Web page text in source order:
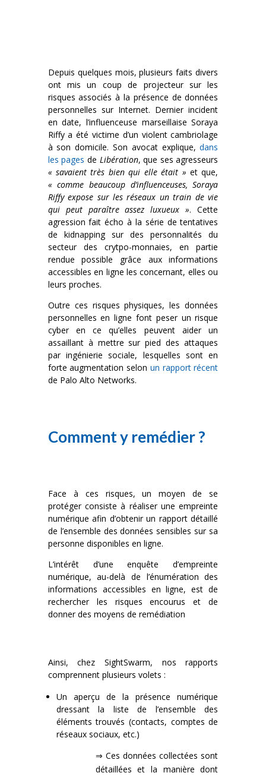
Depuis quelques mois, plusieurs faits divers
ont mis un coup de projecteur sur les
risques associés à la présence de données
personnelles sur Internet. Dernier incident
en date, l’influenceuse marseillaise Soraya
Riffy a été victime d’un violent cambriolage
à son domicile. Son avocat explique,dans
les pages de Libération, que ses agresseurs
« savaient très bien qui elle était » et que,
« comme beaucoup d’influenceuses, Soraya
Riffy expose sur les réseaux un train de vie
qui peut paraître assez luxueux ». Cette
agression fait écho à la série de tentatives
de kidnapping sur des personnalités du
secteur des crytpo-monnaies, en partie
rendue possible grâce aux informations
accessibles en ligne les concernant, elles ou
leurs proches.
Outre ces risques physiques, les données
personnelles en ligne font peser un risque
cyber en ce qu’elles peuvent aider un
assaillant à mettre sur pied des attaques
par ingénierie sociale, lesquelles sont en
forte augmentation selon un rapport récent
de Palo Alto Networks.
Comment y remédier ?
Face à ces risques, un moyen de se
protéger consiste à réaliser une empreinte
numérique afin d’obtenir un rapport détaillé
de l’ensemble des données sensibles sur sa
personne disponibles en ligne.
L’intérêt d’une enquête d’empreinte
numérique, au-delà de l’énumération des
informations accessibles en ligne, est de
rechercher les risques encourus et de
donner des moyens de remédiation
Ainsi, chez SightSwarm, nos rapports
comprennent plusieurs volets :
Un aperçu de la présence numérique
dressant la liste de l’ensemble des
éléments trouvés (contacts, comptes de
réseaux sociaux, etc.)
⇒ Ces données collectées sont
détaillées et la manière dont